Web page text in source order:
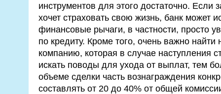
инструментов для этого достаточно. Если
хочет страховать свою жизнь, банк может
финансовые рычаги, в частности, просто
по кредиту. Кроме того, очень важно
компанию, которая в случае наступления
искать поводы для ухода от выплат, тем
объеме сделки часть вознаграждения
составлять от 20 до 40% от общей